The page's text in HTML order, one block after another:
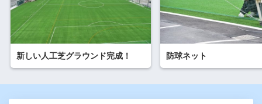
新しい人工芝グラウンド完成！ 防球ネット